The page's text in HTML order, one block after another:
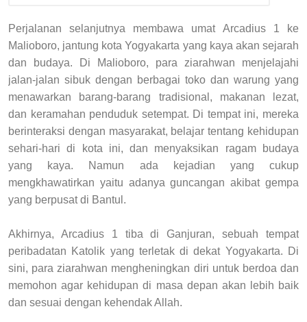
Perjalanan selanjutnya membawa umat Arcadius 1 ke
Malioboro, jantung kota Yogyakarta yang kaya akan sejarah
dan budaya. Di Malioboro, para ziarahwan menjelajahi
jalan-jalan sibuk dengan berbagai toko dan warung yang
menawarkan barang-barang tradisional, makanan lezat,
dan keramahan penduduk setempat. Di tempat ini, mereka
berinteraksi dengan masyarakat, belajar tentang kehidupan
sehari-hari di kota ini, dan menyaksikan ragam budaya
yang kaya. Namun ada kejadian yang cukup
mengkhawatirkan yaitu adanya guncangan akibat gempa
yang berpusat di Bantul.
Akhirnya, Arcadius 1 tiba di Ganjuran, sebuah tempat
peribadatan Katolik yang terletak di dekat Yogyakarta. Di
sini, para ziarahwan mengheningkan diri untuk berdoa dan
memohon agar kehidupan di masa depan akan lebih baik
dan sesuai dengan kehendak Allah.